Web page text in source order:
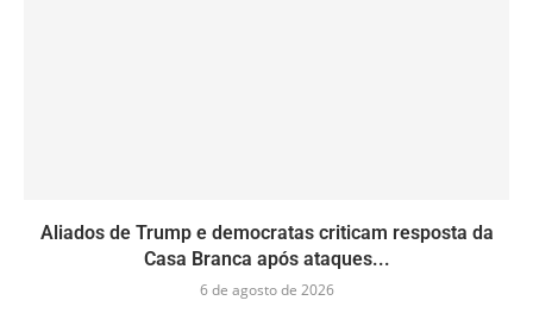
Aliados de Trump e democratas criticam resposta da
Casa Branca após ataques...
6 de agosto de 2026